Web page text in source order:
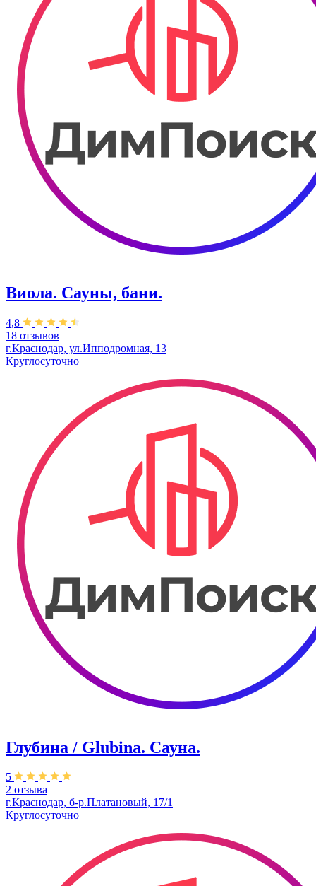
Виола. Сауны, бани.
4,8
18 отзывов
г.Краснодар, ул.Ипподромная, 13
Круглосуточно
Глубина / Glubina. Сауна.
5
2 отзыва
г.Краснодар, б-р.​Платановый, 17/1
Круглосуточно